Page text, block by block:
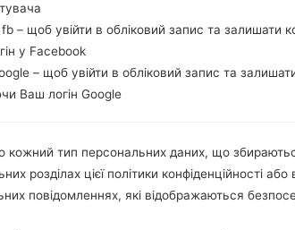
0.4
S6012ODDAMH2
Nepal Telecom, NCELL
НАЯВНІСТЬ RECAPTCHA
– щоб увійти в обліковий запис та залишати
у Facebook
– щоб увійти в обліковий запис та
Ваш логін Google
кожний тип персональних даних, що
розділах цієї політики конфіденційності або
повідомленнях, які відображаються